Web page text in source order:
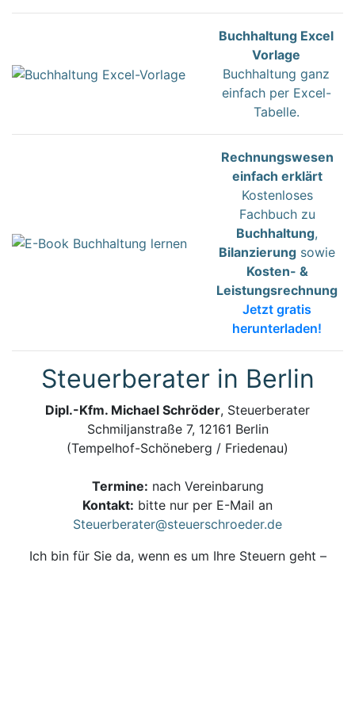
Buchhaltung Excel
Vorlage
Buchhaltung ganz
einfach per Excel-
Tabelle.
Rechnungswesen
einfach erklärt
Kostenloses
Fachbuch zu
Buchhaltung,
Bilanzierung sowie
Kosten- &
Leistungsrechnung
Jetzt gratis
herunterladen!
Steuerberater in Berlin
Dipl.-Kfm. Michael Schröder, Steuerberater
Schmiljanstraße 7, 12161 Berlin
(Tempelhof-Schöneberg / Friedenau)
Termine: nach Vereinbarung
Kontakt: bitte nur per E-Mail an
Steuerberater@steuerschroeder.de
Ich bin für Sie da, wenn es um Ihre Steuern geht –